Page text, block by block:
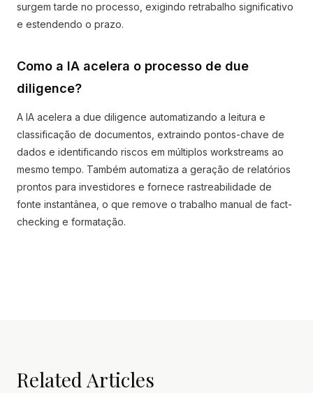
surgem tarde no processo, exigindo retrabalho significativo
e estendendo o prazo.
Como a IA acelera o processo de due
diligence?
A IA acelera a due diligence automatizando a leitura e
classificação de documentos, extraindo pontos-chave de
dados e identificando riscos em múltiplos workstreams ao
mesmo tempo. Também automatiza a geração de relatórios
prontos para investidores e fornece rastreabilidade de
fonte instantânea, o que remove o trabalho manual de fact-
checking e formatação.
Related Articles